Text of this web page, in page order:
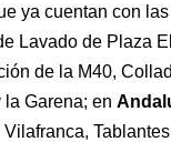
ya cuentan con
Lavado de Plaza
de la M40,
Garena; en